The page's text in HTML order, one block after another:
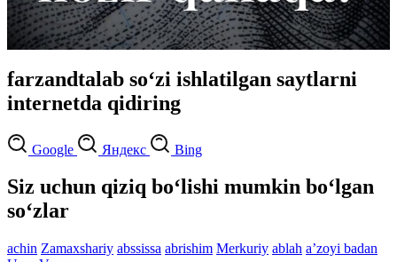
farzandtalab so‘zi ishlatilgan saytlarni
internetda qidiring
Google Яндекс Bing
Siz uchun qiziq bo‘lishi mumkin bo‘lgan
so‘zlar
achin Zamaxshariy abssissa abrishim Merkuriy ablah aʼzoyi badan